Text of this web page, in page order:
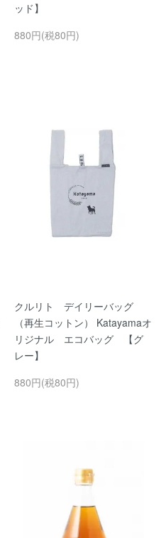
ッド】
880円(税80円)
クルリト デイリーバッグ
（再生コットン） Katayamaオ
リジナル エコバッグ 【グ
レー】
880円(税80円)